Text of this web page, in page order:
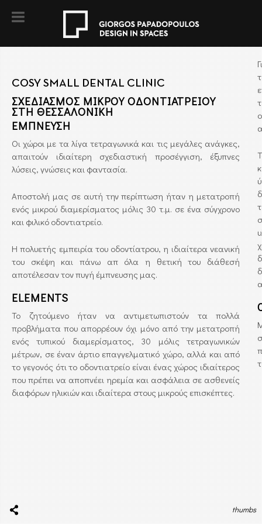
COSY SMALL DENTAL CLINIC
ΣΧΕΔΙΑΣΜΟΣ ΜΙΚΡΟΥ ΟΔΟΝΤΙΑΤΡΕΙΟΥ
ΣΤΗ ΘΕΣΣΑΛΟΝΙΚΗ
ΕΜΠΝΕΥΣΗ
Οι χώροι με τα λίγα τετραγωνικά και τις μεγάλες ανάγκες,
απαιτούν ιδιαίτερη σχεδιαστική προσέγγιση, έξυπνες
λύσεις, γνώσεις και φαντασία.
Αποστολή μας σε αυτή την περίπτωση ήταν η μετατροπή
ενός μικρού διαμερίσματος μόλις 30 τ.μ. σε ένα σύγχρονο
και φιλικό οδοντιατρείο.
Η πολυετής εμπειρία του οδοντίατρου, η ιδιαίτερα νεανική
του σκέψη και πάνω απ όλα η θετική του διάθεσή
αποτέλεσαν τον πυγή έμπνευσης μας.
ELEMENTS
Το ζητούμενο ήταν να αντιμετωπιστούν τα πολλά
προβλήματα που απορρέουν όχι μόνο από την μετατροπή
ενός τυπικού διαμερίσματος, 30 μόλις τετραγωνικών
μέτρων, σε έναν άρτιο επαγγελματικό χώρο, αλλά και από
το γεγονός ότι το οδοντιατρείο είναι ένας χώρος ιδιαίτερος
που πρέπει να αποπνέει ηρεμία και ασφάλεια σε ασθενείς
διαφόρων ηλικιών και ιδιαίτερα στους μικρούς επισκέπτες.
thumbs